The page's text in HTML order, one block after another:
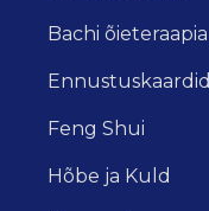
Bachi õieteraapia
Ennustuskaardid
Feng Shui
Hõbe ja Kuld